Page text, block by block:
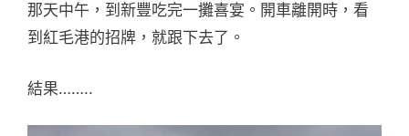
那天中午，到新豐吃完一攤喜宴。開車離開時，看
到紅毛港的招牌，就跟下去了。
結果……..